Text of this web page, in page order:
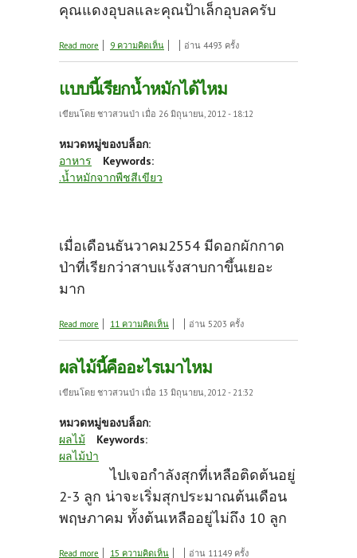
คุณแดงอุบลและคุณป้าเล็กอุบลครับ
Read more about ส่งการบ้านถั่วครก
9 ความคิดเห็น อ่าน 4493 ครั้ง
แบบนี้เรียกน้ำหมักได้ไหม
เขียนโดย ชาวสวนป่า เมื่อ 26 มิถุนายน, 2012 - 18:12
หมวดหมู่ของบล็อก:
อาหาร
Keywords:
.น้ำหมักจากพืชสีเขียว
เมื่อเดือนธันวาคม2554 มีดอกผักกาด
ป่าที่เรียกว่าสาบแร้งสาบกาขึ้นเยอะ
มาก
Read more about แบบนี้เรียกน้ำหมักได้ไหม
11 ความคิดเห็น อ่าน 5203 ครั้ง
ผลไม้นี้คืออะไรเมาไหม
เขียนโดย ชาวสวนป่า เมื่อ 13 มิถุนายน, 2012 - 21:32
หมวดหมู่ของบล็อก:
ผลไม้
Keywords:
ผลไม้ป่า
ไปเจอกำลังสุกที่เหลือติดต้นอยู่
2-3 ลูก น่าจะเริ่มสุกประมาณต้นเดือน
พฤษภาคม ทั้งต้นเหลืออยู่ไม่ถึง 10 ลูก
Read more about ผลไม้นี้คืออะไรเมาไหม
15 ความคิดเห็น อ่าน 11149 ครั้ง